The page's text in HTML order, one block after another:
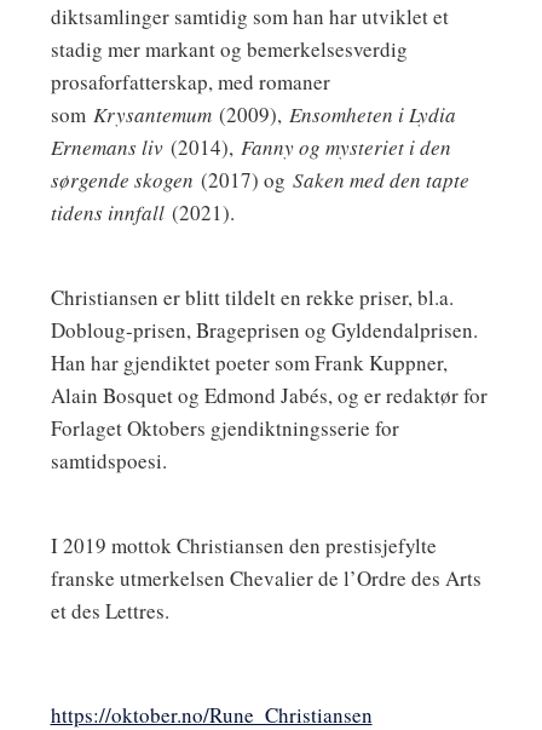
diktsamlinger samtidig som han har utviklet et
stadig mer markant og bemerkelsesverdig
prosaforfatterskap, med romaner
som Krysantemum(2009), Ensomheten i Lydia
Ernemans liv(2014), Fanny og mysteriet i den
sørgende skogen (2017) og Saken med den tapte
tidens innfall(2021).
Christiansen er blitt tildelt en rekke priser, bl.a.
Dobloug-prisen, Brageprisen og Gyldendalprisen.
Han har gjendiktet poeter som Frank Kuppner,
Alain Bosquet og Edmond Jabés, og er redaktør for
Forlaget Oktobers gjendiktningsserie for
samtidspoesi.
I 2019 mottok Christiansen den prestisjefylte
franske utmerkelsen Chevalier de l’Ordre des Arts
et des Lettres.
https://oktober.no/Rune_Christiansen